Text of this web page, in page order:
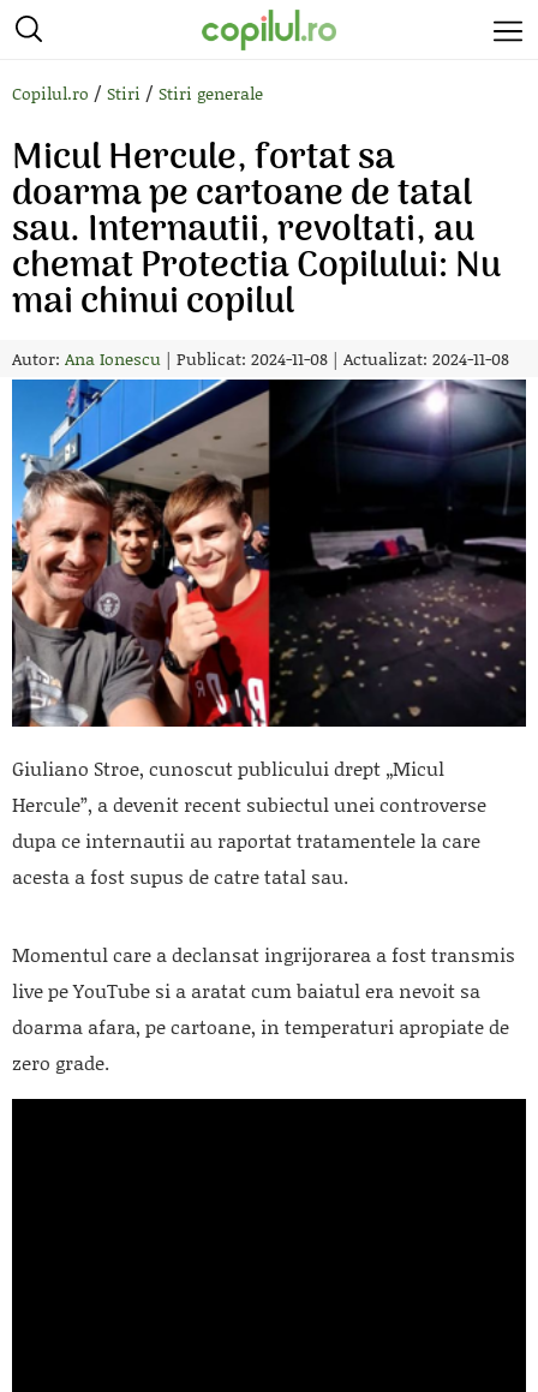
Copilul.ro / Stiri / Stiri generale
Micul Hercule, fortat sa
doarma pe cartoane de tatal
sau. Internautii, revoltati, au
chemat Protectia Copilului: Nu
mai chinui copilul
Autor: Ana Ionescu | Publicat: 2024-11-08 | Actualizat: 2024-11-08
Giuliano Stroe, cunoscut publicului drept „Micul
Hercule”, a devenit recent subiectul unei controverse
dupa ce internautii au raportat tratamentele la care
acesta a fost supus de catre tatal sau.
Momentul care a declansat ingrijorarea a fost transmis
live pe YouTube si a aratat cum baiatul era nevoit sa
doarma afara, pe cartoane, in temperaturi apropiate de
zero grade.